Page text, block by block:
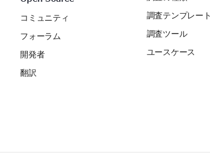
コミュニティ
フォーラム
開発者
翻訳
調査テンプレー
調査ツール
ユースケース